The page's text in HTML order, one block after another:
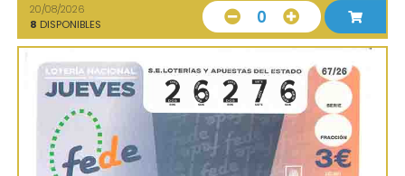
20/08/2026
8 DISPONIBLES 0